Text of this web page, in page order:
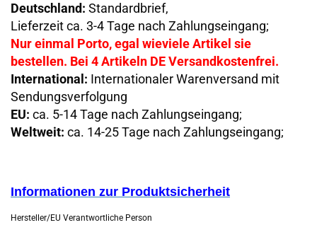
Deutschland: Standardbrief,
Lieferzeit ca. 3-4 Tage nach Zahlungseingang;
Nur einmal Porto, egal wieviele Artikel sie
bestellen. Bei 4 Artikeln DE Versandkostenfrei.
International: Internationaler Warenversand mit
Sendungsverfolgung
EU: ca. 5-14 Tage nach Zahlungseingang;
Weltweit: ca. 14-25 Tage nach Zahlungseingang;
Informationen zur Produktsicherheit
Hersteller/EU Verantwortliche Person